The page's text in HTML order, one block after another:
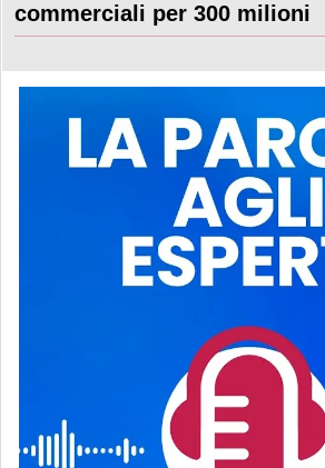
commerciali per 300 milioni